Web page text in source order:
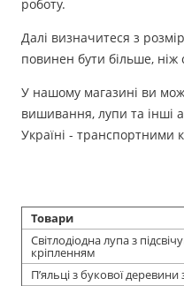
роботу.
Далі визначитеся з
повинен бути більше,
У нашому магазині ви
вишивання, лупи та інші
Україні - транспортними
Товари
Світлодіодна лупа з
кріпленням
П’яльці з букової